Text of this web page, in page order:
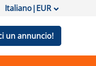
Italiano|EUR
un annuncio!